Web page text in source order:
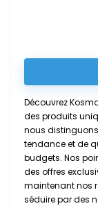
Découvrez
des produits
nous
tendance et de
budgets. Nos
des offres
maintenant nos
séduire par des